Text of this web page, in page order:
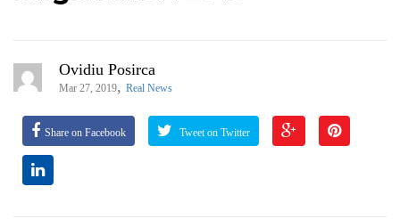
Ovidiu Posirca
Mar 27, 2019, Real News
Share on Facebook Tweet on Twitter